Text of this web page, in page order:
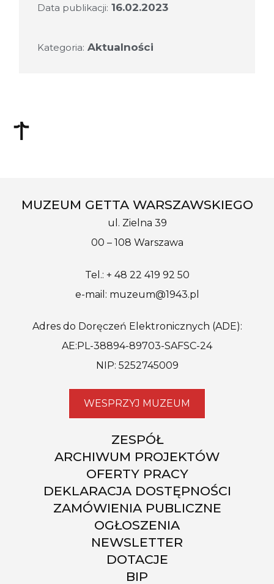
Data publikacji: 16.02.2023
Kategoria: Aktualności
MUZEUM GETTA WARSZAWSKIEGO
ul. Zielna 39
00 – 108 Warszawa
Tel.: + 48 22 419 92 50
e-mail: muzeum@1943.pl
Adres do Doręczeń Elektronicznych (ADE):
AE:PL-38894-89703-SAFSC-24
NIP: 5252745009
WESPRZYJ MUZEUM
ZESPÓŁ
ARCHIWUM PROJEKTÓW
OFERTY PRACY
DEKLARACJA DOSTĘPNOŚCI
ZAMÓWIENIA PUBLICZNE
OGŁOSZENIA
NEWSLETTER
DOTACJE
BIP